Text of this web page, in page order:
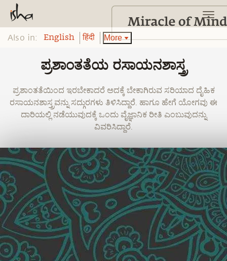
Also in: English हिंदी More
ಪ್ರಶಾಂತತೆಯ ರಸಾಯನಶಾಸ್ತ್ರ
ಪ್ರಶಾಂತತೆಯಿಂದ ಇರಬೇಕಾದರೆ ಅದಕ್ಕೆ ಬೇಕಾಗಿರುವ ಸರಿಯಾದ ದೈಹಿಕ
ರಸಾಯನಶಾಸ್ತ್ರವನ್ನು ಸದ್ಗುರಗಳು ತಿಳಿಸಿದ್ದಾರೆ. ಹಾಗೂ ಹೇಗೆ ಯೋಗವು ಈ
ದಾರಿಯಲ್ಲಿ ನಡೆಯುವುದಕ್ಕೆ ಒಂದು ವೈಜ್ಞಾನಿಕ ರೀತಿ ಎಂಬುವುದನ್ನು
ವಿವರಿಸಿದ್ದಾರೆ.